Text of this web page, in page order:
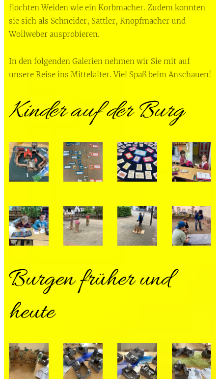
flochten Weiden wie ein Korbmacher. Zudem konnten
sie sich als Schneider, Sattler, Knopfmacher und
Wollweber ausprobieren.
In den folgenden Galerien nehmen wir Sie mit auf
unsere Reise ins Mittelalter. Viel Spaß beim Anschauen!
Kinder auf der Burg
Burgen früher und
heute